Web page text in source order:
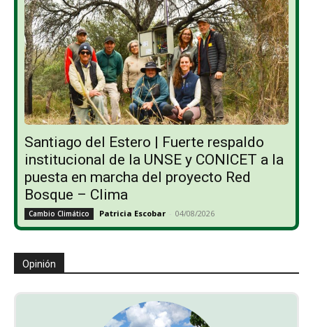
Santiago del Estero | Fuerte respaldo
institucional de la UNSE y CONICET a la
puesta en marcha del proyecto Red
Bosque – Clima
Cambio Climático Patricia Escobar - 04/08/2026
Opinión